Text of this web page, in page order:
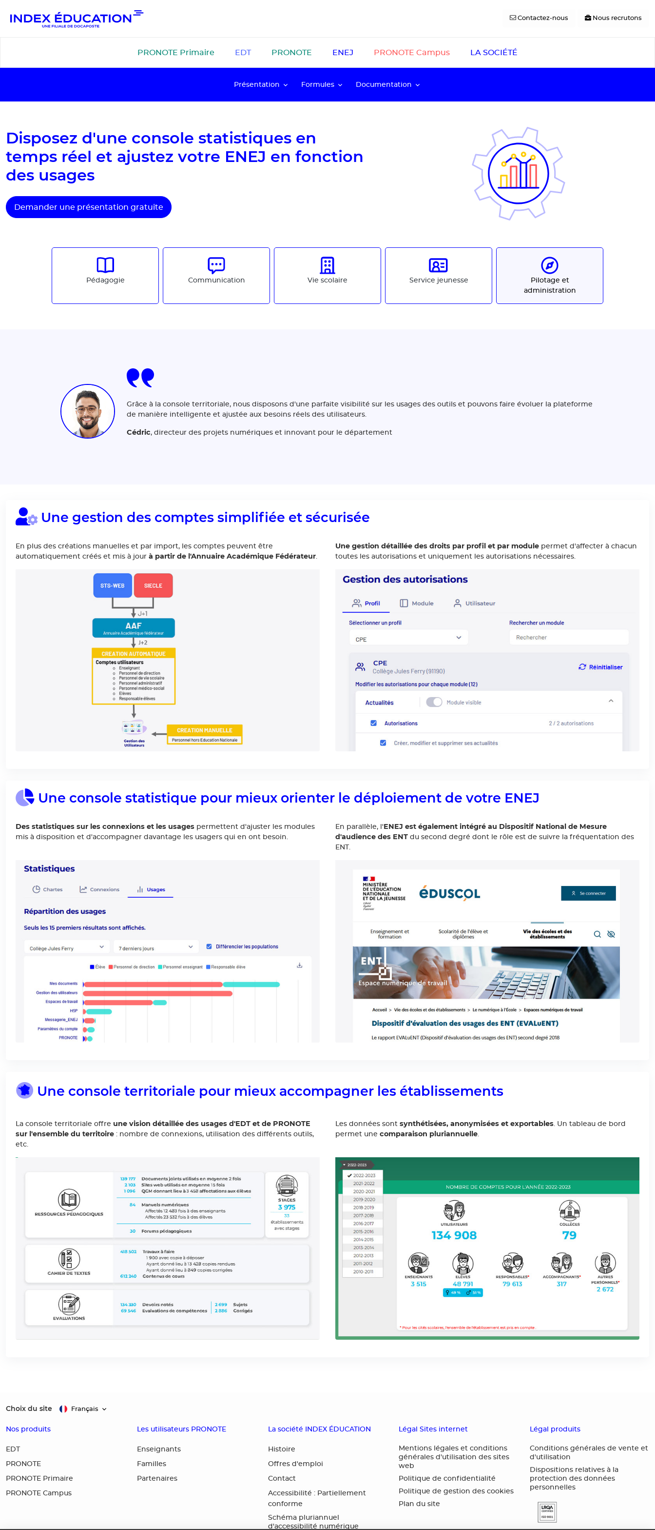
Contactez-nous Nous recrutons
PRONOTE Primaire EDT PRONOTE ENEJ PRONOTE Campus LA SOCIÉTÉ
Présentation Formules Documentation
Disposez d'une console statistiques en
temps réel et ajustez votre ENEJ en fonction
des usages
Demander une présentation gratuite
Pédagogie Communication Vie scolaire Service jeunesse
Pilotage et
administration
Grâce à la console territoriale, nous disposons d'une parfaite visibilité sur les usages des outils et pouvons faire évoluer la plateforme
de manière intelligente et ajustée aux besoins réels des utilisateurs.
Cédric, directeur des projets numériques et innovant pour le département
Une gestion des comptes simplifiée et sécurisée
En plus des créations manuelles et par import, les comptes peuvent être
automatiquement créés et mis à jour à partir de l'Annuaire Académique Fédérateur
Une gestion détaillée des droits par profil et par module permet d'affecter à chacun
toutes les autorisations et uniquement les autorisations nécessaires.
Une console statistique pour mieux orienter le déploiement de votre ENEJ
Des statistiques sur les connexions et les usages permettent d'ajuster les modules
mis à disposition et d'accompagner davantage les usagers qui en ont besoin.
En parallèle, l'ENEJ est également intégré au Dispositif National de Mesure
d'audience des ENT du second degré dont le rôle est de suivre la fréquentation des
ENT.
Une console territoriale pour mieux accompagner les établissements
La console territoriale offre une vision détaillée des usages d'EDT et de PRONOTE
sur l'ensemble du territoire : nombre de connexions, utilisation des différents outils,
etc.
Les données sont synthétisées, anonymisées et exportables. Un tableau de bord
permet une comparaison pluriannuelle.
Choix du site Français
Nos produits
EDT
PRONOTE
PRONOTE Primaire
PRONOTE Campus
Les utilisateurs PRONOTE
Enseignants
Familles
Partenaires
La société INDEX ÉDUCATION
Histoire
Offres d'emploi
Contact
Accessibilité : Partiellement
conforme
Schéma pluriannuel
d'accessibilité numérique
Légal Sites internet
Mentions légales et conditions
générales d'utilisation des sites
web
Politique de confidentialité
Politique de gestion des cookies
Plan du site
Légal produits
Conditions générales de vente et
d'utilisation
Dispositions relatives à la
protection des données
personnelles